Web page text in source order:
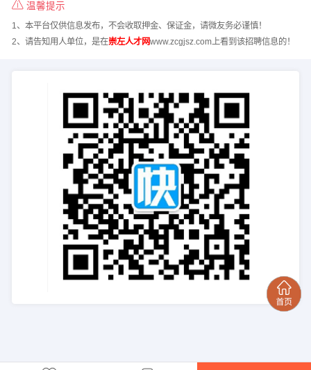
温馨提示
1、本平台仅供信息发布，不会收取押金、保证金，请微友务必谨慎！
2、请告知用人单位，是在崇左人才网www.zcgjsz.com上看到该招聘信息的！